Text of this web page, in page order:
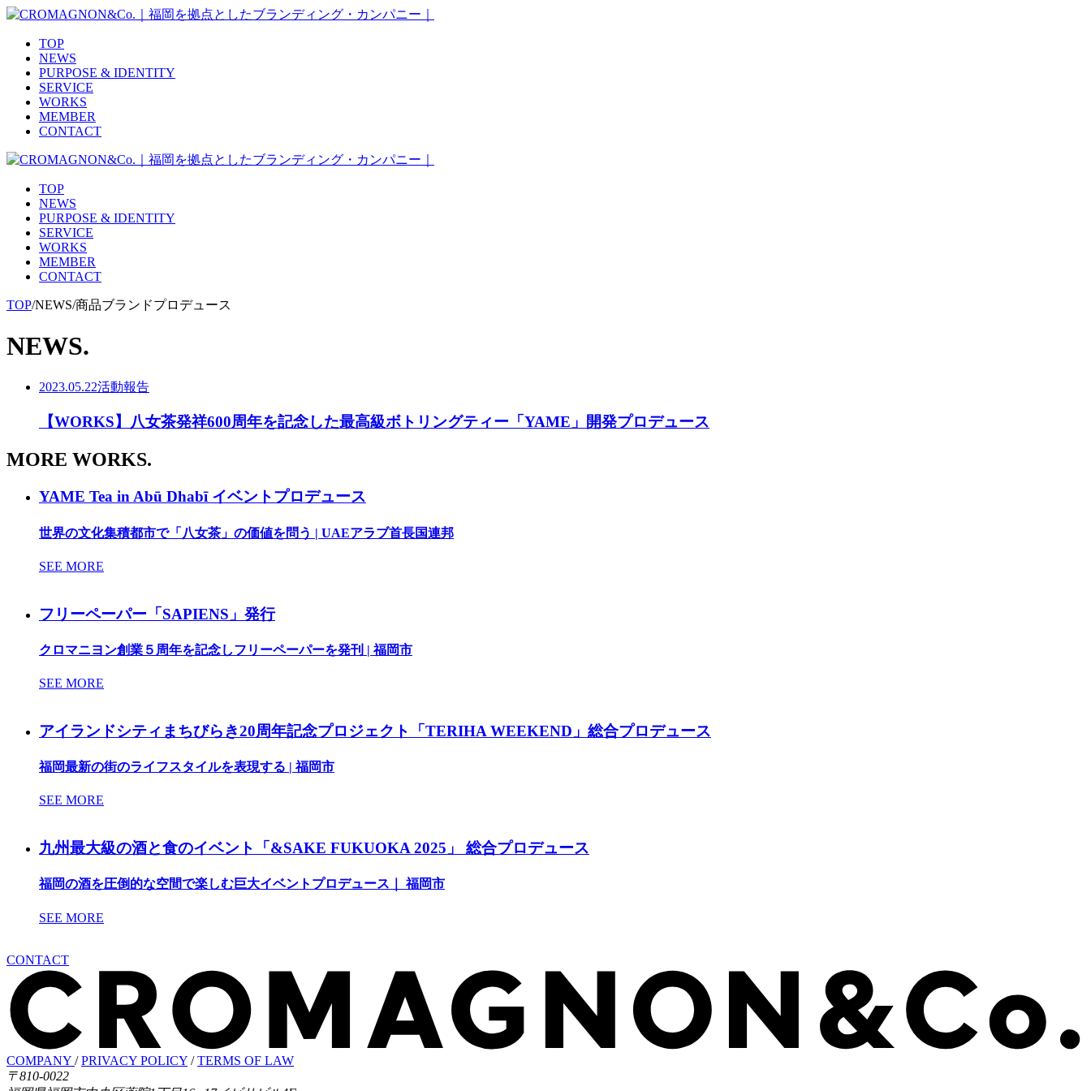
TOP
NEWS
PURPOSE & IDENTITY
SERVICE
WORKS
MEMBER
CONTACT
TOP
NEWS
PURPOSE & IDENTITY
SERVICE
WORKS
MEMBER
CONTACT
TOP/NEWS/商品ブランドプロデュース
NEWS.
2023.05.22活動報告
【WORKS】八女茶発祥600周年を記念した最高級ボトリングティー「YAME」開発プロデュース
MORE WORKS.
YAME Tea in Abū Dhabī イベントプロデュース
世界の文化集積都市で「八女茶」の価値を問う | UAEアラブ首長国連邦
SEE MORE
フリーペーパー「SAPIENS」発行
クロマニヨン創業５周年を記念しフリーペーパーを発刊 | 福岡市
SEE MORE
アイランドシティまちびらき20周年記念プロジェクト「TERIHA WEEKEND」総合プロデュース
福岡最新の街のライフスタイルを表現する | 福岡市
SEE MORE
九州最大級の酒と食のイベント「&SAKE FUKUOKA 2025」 総合プロデュース
福岡の酒を圧倒的な空間で楽しむ巨大イベントプロデュース｜ 福岡市
SEE MORE
CONTACT
COMPANY / PRIVACY POLICY / TERMS OF LAW
〒810-0022